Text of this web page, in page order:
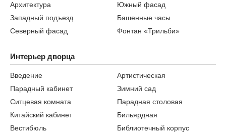
Архитектура
Западный подъезд
Северный фасад
Южный фасад
Башенные часы
Фонтан «Трильби»
Интерьер дворца
Введение
Парадный кабинет
Ситцевая комната
Китайский кабинет
Вестибюль
Артистическая
Зимний сад
Парадная столовая
Бильярдная
Библиотечный корпус